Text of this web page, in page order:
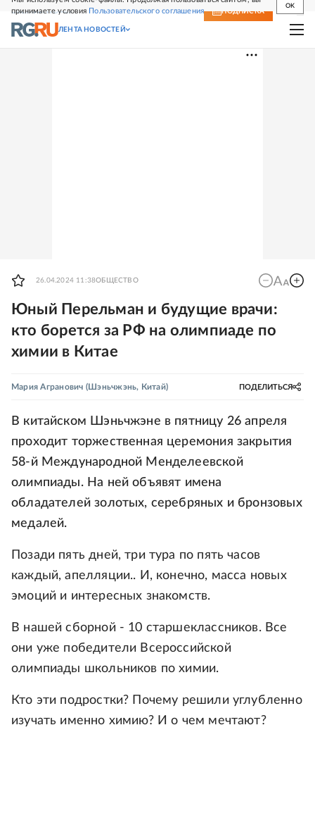
принимаете условия Пользовательского соглашения
OK
СВЕЖИЙ НОМЕР ПОДПИСКА
ЛЕНТА НОВОСТЕЙ
26.04.2024 11:38ОБЩЕСТВО
Юный Перельман и будущие врачи:
кто борется за РФ на олимпиаде по
химии в Китае
Мария Агранович (Шэньчжэнь, Китай) ПОДЕЛИТЬСЯ
В китайском Шэньчжэне в пятницу 26 апреля
проходит торжественная церемония закрытия
58-й Международной Менделеевской
олимпиады. На ней объявят имена
обладателей золотых, серебряных и бронзовых
медалей.
Позади пять дней, три тура по пять часов
каждый, апелляции.. И, конечно, масса новых
эмоций и интересных знакомств.
В нашей сборной - 10 старшеклассников. Все
они уже победители Всероссийской
олимпиады школьников по химии.
Кто эти подростки? Почему решили углубленно
изучать именно химию? И о чем мечтают?